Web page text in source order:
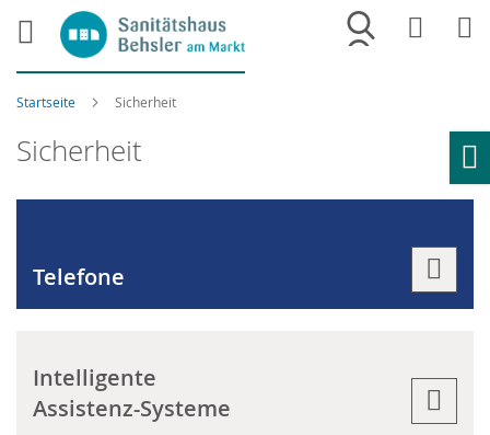
Merkliste
Startseite Sicherheit
Sicherheit
Telefone
Intelligente
Assistenz-Systeme